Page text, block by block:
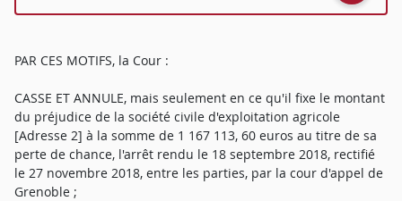
PAR CES MOTIFS, la Cour :
CASSE ET ANNULE, mais seulement en ce qu'il fixe le montant
du préjudice de la société civile d'exploitation agricole
[Adresse 2] à la somme de 1 167 113, 60 euros au titre de sa
perte de chance, l'arrêt rendu le 18 septembre 2018, rectifié
le 27 novembre 2018, entre les parties, par la cour d'appel de
Grenoble ;